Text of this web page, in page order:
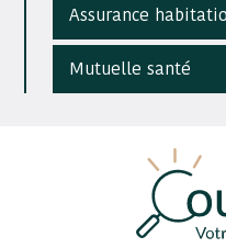
Assurance
Mutuelle santé